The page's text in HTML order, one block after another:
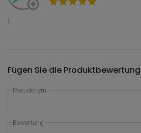
1
Fügen Sie die
Pseudonym
Bewertung